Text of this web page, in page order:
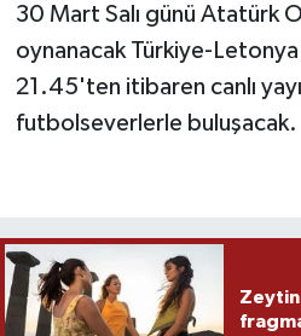
30 Mart Salı günü Atatürk
oynanacak Türkiye-Letonya
21.45'ten itibaren canlı
futbolseverlerle buluşacak.
Zeytin